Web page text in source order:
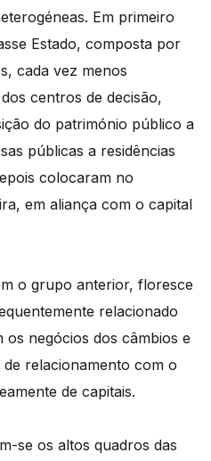
Em primeiro
Estado, composta por
cada vez menos
centros de decisão,
do património público a
públicas a residências
colocaram no
em aliança com o capital
o grupo anterior, floresce
relacionado
negócios dos câmbios e
relacionamento com o
de capitais.
se os altos quadros das